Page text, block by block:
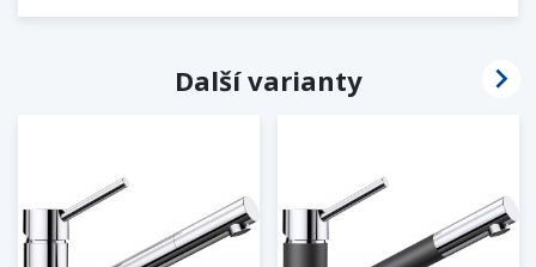
Další varianty 